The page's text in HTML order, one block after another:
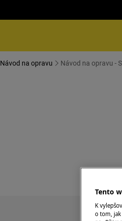
Návod na opravu Návod na opravu -
Tento
K
o tom,